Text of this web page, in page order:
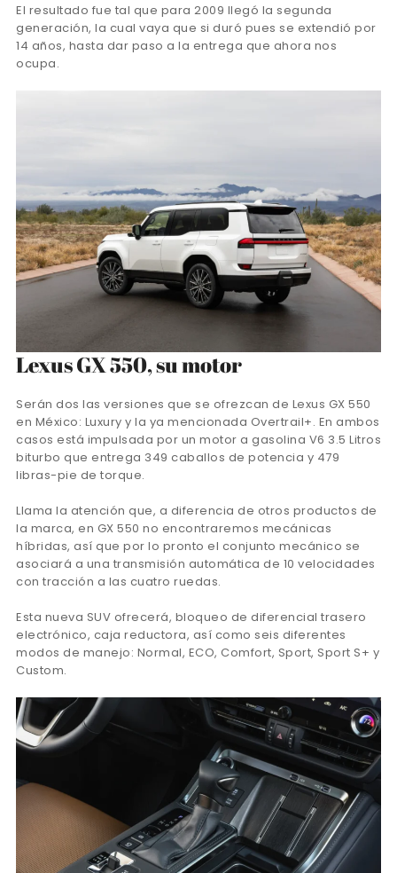
El resultado fue tal que para 2009 llegó la segunda
generación, la cual vaya que si duró pues se extendió por
14 años, hasta dar paso a la entrega que ahora nos
ocupa.
Lexus GX 550, su motor
Serán dos las versiones que se ofrezcan de Lexus GX 550
en México: Luxury y la ya mencionada Overtrail+. En ambos
casos está impulsada por un motor a gasolina V6 3.5 Litros
biturbo que entrega 349 caballos de potencia y 479
libras-pie de torque.
Llama la atención que, a diferencia de otros productos de
la marca, en GX 550 no encontraremos mecánicas
híbridas, así que por lo pronto el conjunto mecánico se
asociará a una transmisión automática de 10 velocidades
con tracción a las cuatro ruedas.
Esta nueva SUV ofrecerá, bloqueo de diferencial trasero
electrónico, caja reductora, así como seis diferentes
modos de manejo: Normal, ECO, Comfort, Sport, Sport S+ y
Custom.